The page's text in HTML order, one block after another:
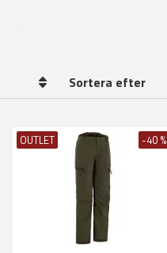
Sortera efter
OUTLET -40 %